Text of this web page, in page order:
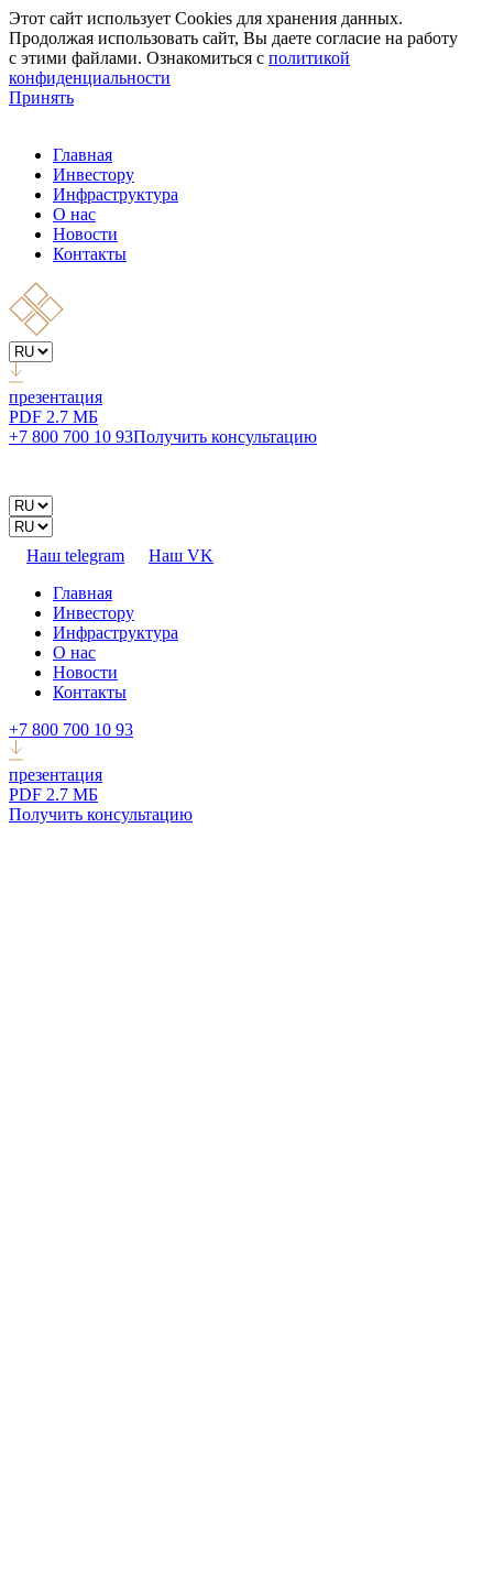
Этот сайт использует Cookies для хранения данных.
Продолжая использовать сайт, Вы даете согласие на работу
с этими файлами. Ознакомиться с политикой
конфиденциальности
Принять
Главная
Инвестору
Инфраструктура
О нас
Новости
Контакты
презентация
PDF 2.7 МБ
+7 800 700 10 93Получить консультацию
Наш telegram
Наш VK
Главная
Инвестору
Инфраструктура
О нас
Новости
Контакты
+7 800 700 10 93
презентация
PDF 2.7 МБ
Получить консультацию